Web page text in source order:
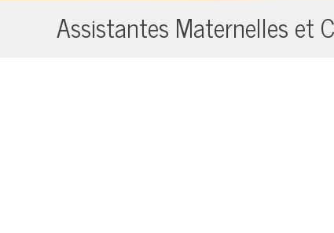
Assistantes Maternelles et